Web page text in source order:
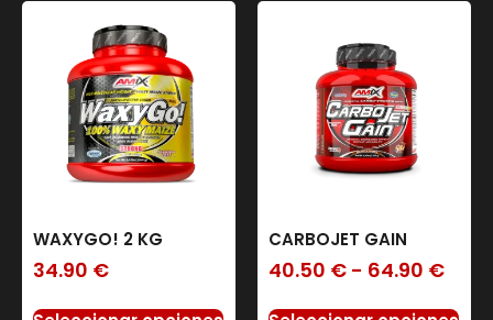
WAXYGO! 2 KG
34.90 €
CARBOJET GAIN
40.50 € - 64.90 €